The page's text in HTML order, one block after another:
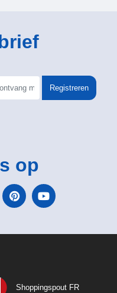
Registreren
op
Shoppingspout FR